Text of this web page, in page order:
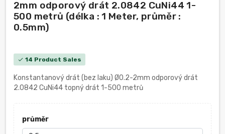
2mm odporový drát 2.0842 CuNi44 1-
500 metrů (délka : 1 Meter, průměr :
0.5mm)
check 14 Product Sales
Konstantanový drát (bez laku) Ø0.2-2mm odporový drát
2.0842 CuNi44 topný drát 1-500 metrů
průměr